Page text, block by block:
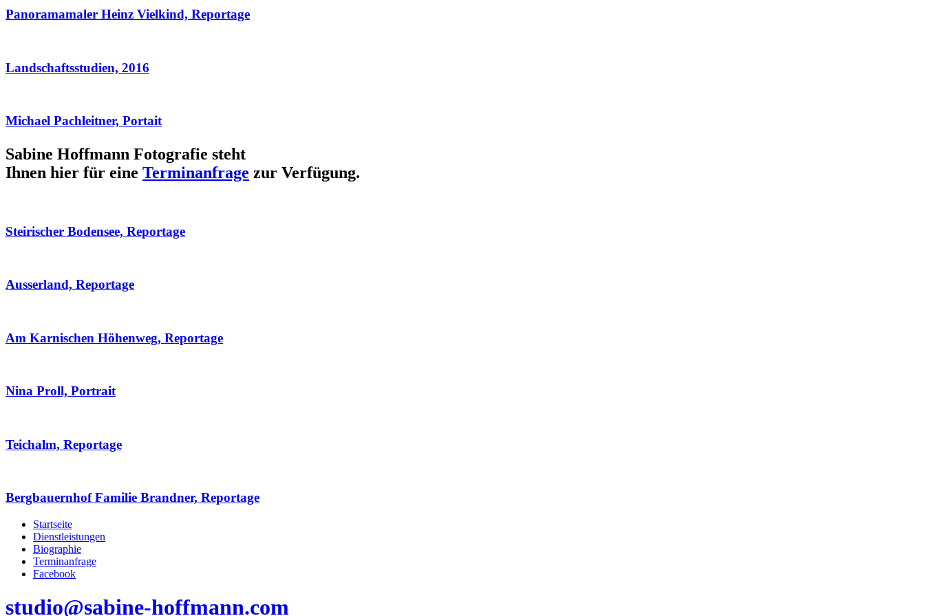
Panoramamaler Heinz Vielkind, Reportage
Landschaftsstudien, 2016
Michael Pachleitner, Portait
Sabine Hoffmann Fotografie steht
Ihnen hier für eine Terminanfrage zur Verfügung.
Steirischer Bodensee, Reportage
Ausserland, Reportage
Am Karnischen Höhenweg, Reportage
Nina Proll, Portrait
Teichalm, Reportage
Bergbauernhof Familie Brandner, Reportage
Startseite
Dienstleistungen
Biographie
Terminanfrage
Facebook
studio@sabine-hoffmann.com